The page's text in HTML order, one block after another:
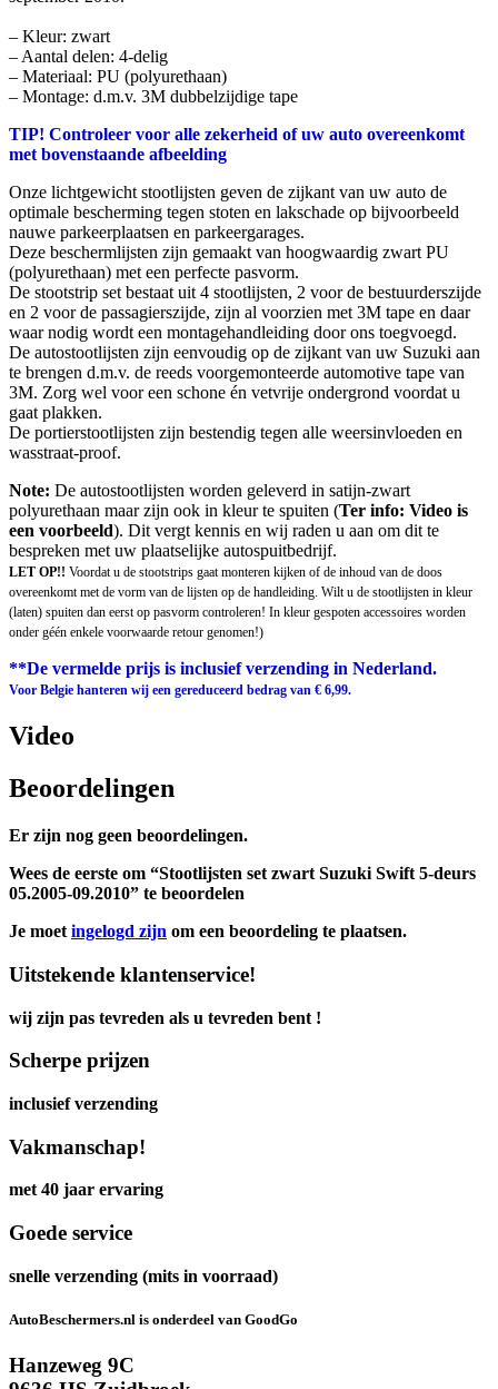
– Kleur: zwart
– Aantal delen: 4-delig
– Materiaal: PU (polyurethaan)
– Montage: d.m.v. 3M dubbelzijdige tape
TIP! Controleer voor alle zekerheid of uw auto overeenkomt
met bovenstaande afbeelding
Onze lichtgewicht stootlijsten geven de zijkant van uw auto de
optimale bescherming tegen stoten en lakschade op bijvoorbeeld
nauwe parkeerplaatsen en parkeergarages.
Deze beschermlijsten zijn gemaakt van hoogwaardig zwart PU
(polyurethaan) met een perfecte pasvorm.
De stootstrip set bestaat uit 4 stootlijsten, 2 voor de bestuurderszijde
en 2 voor de passagierszijde, zijn al voorzien met 3M tape en daar
waar nodig wordt een montagehandleiding door ons toegvoegd.
De autostootlijsten zijn eenvoudig op de zijkant van uw Suzuki aan
te brengen d.m.v. de reeds voorgemonteerde automotive tape van
3M. Zorg wel voor een schone én vetvrije ondergrond voordat u
gaat plakken.
De portierstootlijsten zijn bestendig tegen alle weersinvloeden en
wasstraat-proof.
Note: De autostootlijsten worden geleverd in satijn-zwart
polyurethaan maar zijn ook in kleur te spuiten (Ter info: Video is
een voorbeeld). Dit vergt kennis en wij raden u aan om dit te
bespreken met uw plaatselijke autospuitbedrijf.
LET OP!! Voordat u de stootstrips gaat monteren kijken of de inhoud van de doos
overeenkomt met de vorm van de lijsten op de handleiding. Wilt u de stootlijsten in kleur
(laten) spuiten dan eerst op pasvorm controleren! In kleur gespoten accessoires worden
onder géén enkele voorwaarde retour genomen!)
**De vermelde prijs is inclusief verzending in Nederland.
Voor Belgie hanteren wij een gereduceerd bedrag van € 6,99.
Video
Beoordelingen
Er zijn nog geen beoordelingen.
Wees de eerste om “Stootlijsten set zwart Suzuki Swift 5-deurs
05.2005-09.2010” te beoordelen
Je moet ingelogd zijn om een beoordeling te plaatsen.
Uitstekende klantenservice!
wij zijn pas tevreden als u tevreden bent !
Scherpe prijzen
inclusief verzending
Vakmanschap!
met 40 jaar ervaring
Goede service
snelle verzending (mits in voorraad)
AutoBeschermers.nl is onderdeel van GoodGo
Hanzeweg 9C